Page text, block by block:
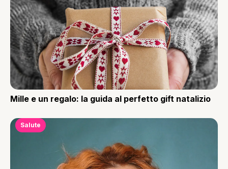
Mille e un regalo: la guida al perfetto gift natalizio
Salute